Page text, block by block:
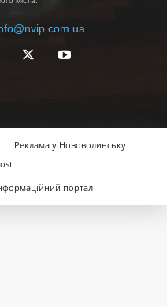
Реклама у Нововолинську
портал